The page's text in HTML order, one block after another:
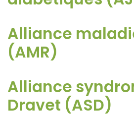
Alliance
(AMR)
Alliance
Dravet (ASD)